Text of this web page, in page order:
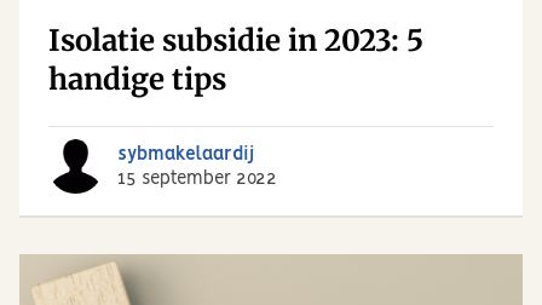
Isolatie subsidie in 2023: 5
handige tips
sybmakelaardij
15 september 2022